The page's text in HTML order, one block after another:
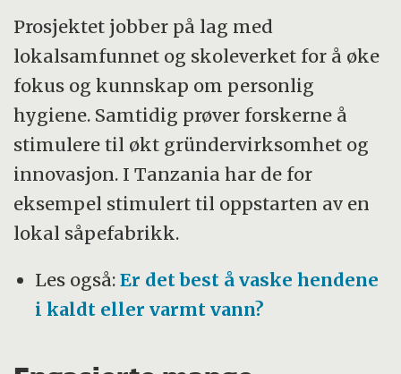
Prosjektet jobber på lag med
lokalsamfunnet og skoleverket for å øke
fokus og kunnskap om personlig
hygiene. Samtidig prøver forskerne å
stimulere til økt gründervirksomhet og
innovasjon. I Tanzania har de for
eksempel stimulert til oppstarten av en
lokal såpefabrikk.
Les også:Er det best å vaske hendene
i kaldt eller varmt vann?